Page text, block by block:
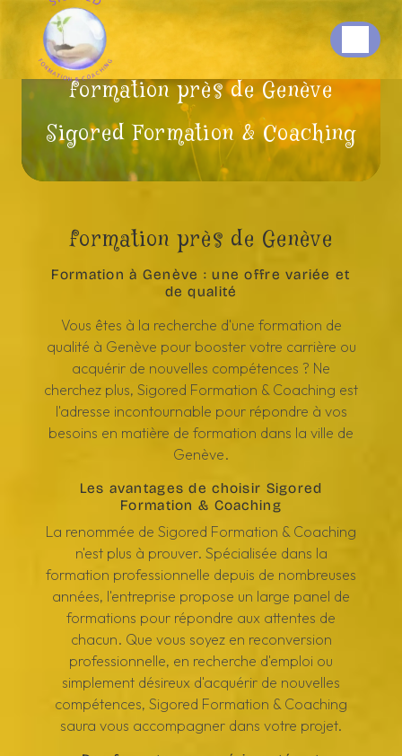
formation près de Genève
Sigored Formation & Coaching
formation près de Genève
Formation à Genève : une offre variée et
de qualité
Vous êtes à la recherche d'une formation de
qualité à Genève pour booster votre carrière ou
acquérir de nouvelles compétences ? Ne
cherchez plus, Sigored Formation & Coaching est
l'adresse incontournable pour répondre à vos
besoins en matière de formation dans la ville de
Genève.
Les avantages de choisir Sigored
Formation & Coaching
La renommée de Sigored Formation & Coaching
n'est plus à prouver. Spécialisée dans la
formation professionnelle depuis de nombreuses
années, l'entreprise propose un large panel de
formations pour répondre aux attentes de
chacun. Que vous soyez en reconversion
professionnelle, en recherche d'emploi ou
simplement désireux d'acquérir de nouvelles
compétences, Sigored Formation & Coaching
saura vous accompagner dans votre projet.
Panneau de gestion des cookies